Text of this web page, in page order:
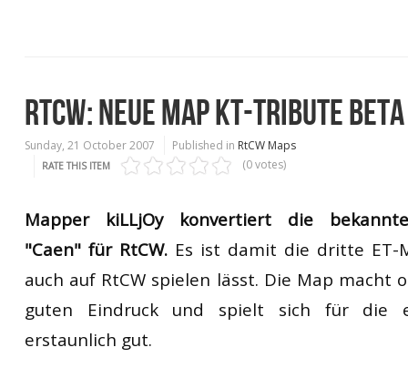
RTCW: NEUE MAP KT-TRIBUTE
Sunday, 21 October 2007 Published in RtCW Maps
RATE THIS ITEM (0 votes)
Mapper kiLLjOy konvertiert die bekannte
"Caen" für RtCW. Es ist damit die dritte ET-
auch auf RtCW spielen lässt. Die Map macht
guten Eindruck und spielt sich für die
erstaunlich gut.